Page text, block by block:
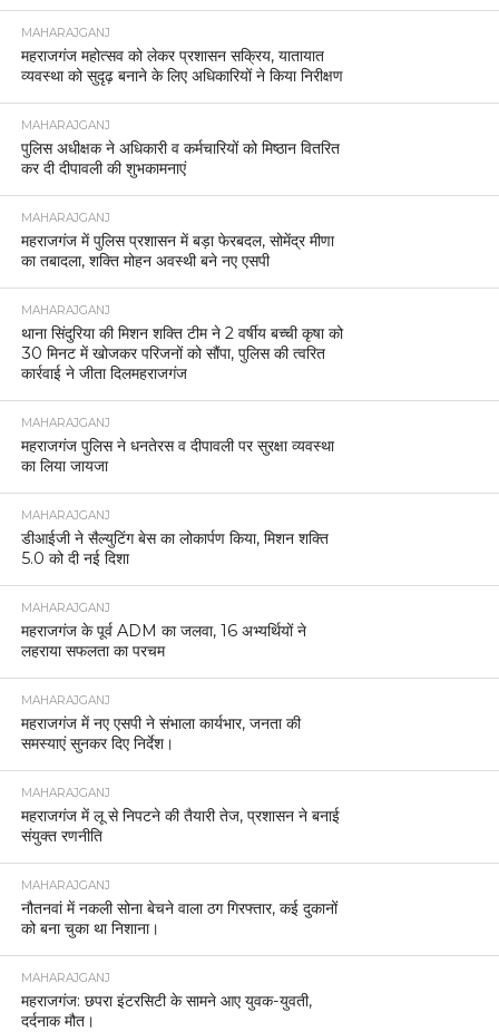
MAHARAJGANJ
महराजगंज महोत्सव को लेकर प्रशासन सक्रिय, यातायात
व्यवस्था को सुदृढ़ बनाने के लिए अधिकारियों ने किया निरीक्षण
MAHARAJGANJ
पुलिस अधीक्षक ने अधिकारी व कर्मचारियों को मिष्ठान वितरित
कर दी दीपावली की शुभकामनाएं
MAHARAJGANJ
महराजगंज में पुलिस प्रशासन में बड़ा फेरबदल, सोमेंद्र मीणा
का तबादला, शक्ति मोहन अवस्थी बने नए एसपी
MAHARAJGANJ
थाना सिंदुरिया की मिशन शक्ति टीम ने 2 वर्षीय बच्ची कृषा को
30 मिनट में खोजकर परिजनों को सौंपा, पुलिस की त्वरित
कार्रवाई ने जीता दिलमहराजगंज
MAHARAJGANJ
महराजगंज पुलिस ने धनतेरस व दीपावली पर सुरक्षा व्यवस्था
का लिया जायजा
MAHARAJGANJ
डीआईजी ने सैल्युटिंग बेस का लोकार्पण किया, मिशन शक्ति
5.0 को दी नई दिशा
MAHARAJGANJ
महराजगंज के पूर्व ADM का जलवा, 16 अभ्यर्थियों ने
लहराया सफलता का परचम
MAHARAJGANJ
महराजगंज में नए एसपी ने संभाला कार्यभार, जनता की
समस्याएं सुनकर दिए निर्देश।
MAHARAJGANJ
महराजगंज में लू से निपटने की तैयारी तेज, प्रशासन ने बनाई
संयुक्त रणनीति
MAHARAJGANJ
नौतनवां में नकली सोना बेचने वाला ठग गिरफ्तार, कई दुकानों
को बना चुका था निशाना।
MAHARAJGANJ
महराजगंज: छपरा इंटरसिटी के सामने आए युवक-युवती,
दर्दनाक मौत।